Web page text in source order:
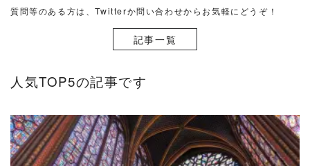
（フ
は
27
市
訪
問）
質問等のある方は、Twitterか問い合わせからお気軽にどうぞ！
記事一覧
人気TOP5の記事です